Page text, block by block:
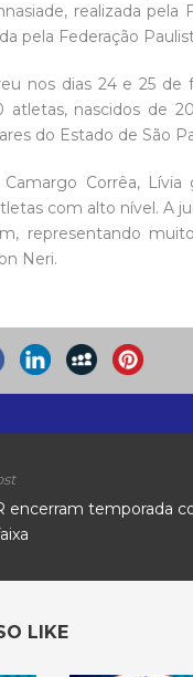
realizada
pela Federação
nos dias 24 e 25 de
nascidos de
do Estado de São
Corrêa,
com alto nível. A
representando
Neri.
encerram temporada
LIKE